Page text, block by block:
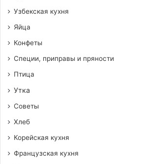
Узбекская кухня
Яйца
Конфеты
Специи, приправы и пряности
Птица
Утка
Советы
Хлеб
Корейская кухня
Французская кухня